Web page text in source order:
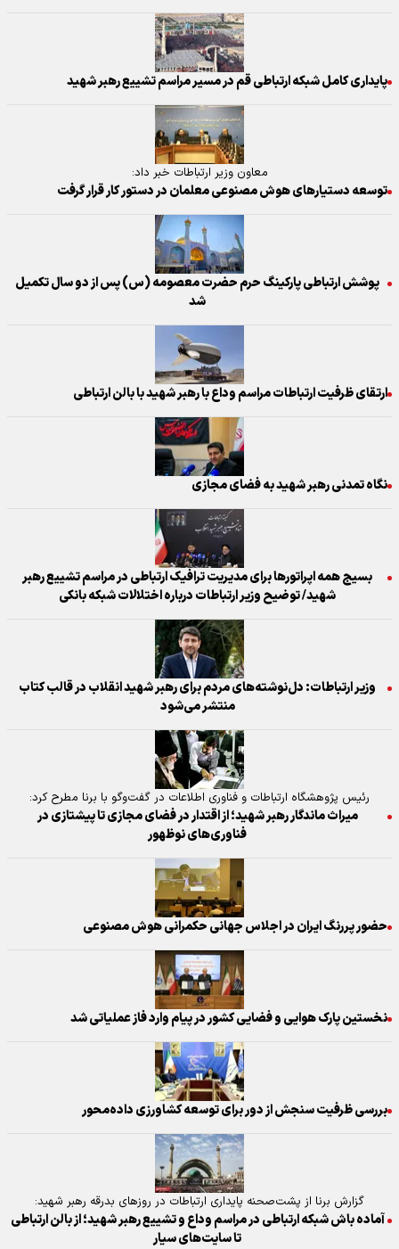
پایداری کامل شبکه ارتباطی قم در مسیر مراسم تشییع رهبر شهید
معاون وزیر ارتباطات خبر داد:
توسعه دستیار‌های هوش مصنوعی معلمان در دستور کار قرار گرفت
پوشش ارتباطی پارکینگ حرم حضرت معصومه (س) پس از دو سال تکمیل
شد
ارتقای ظرفیت ارتباطات مراسم وداع با رهبر شهید با بالن ارتباطی
نگاه تمدنی رهبر شهید به فضای مجازی
بسیج همه اپراتورها برای مدیریت ترافیک ارتباطی در مراسم تشییع رهبر
شهید/ توضیح وزیر ارتباطات درباره اختلالات شبکه بانکی
وزیر ارتباطات: دل‌نوشته‌های مردم برای رهبر شهید انقلاب در قالب کتاب
منتشر می‌شود
رئیس پژوهشگاه ارتباطات و فناوری اطلاعات در گفت‌و‌گو با برنا مطرح کرد:
میراث ماندگار رهبر شهید؛ از اقتدار در فضای مجازی تا پیشتازی در
فناوری‌های نوظهور
حضور پررنگ ایران در اجلاس جهانی حکمرانی هوش مصنوعی
نخستین پارک هوایی و فضایی کشور در پیام وارد فاز عملیاتی شد
بررسی ظرفیت سنجش از دور برای توسعه کشاورزی داده‌محور
گزارش برنا از پشت‌صحنه پایداری ارتباطات در روز‌های بدرقه رهبر شهید:
آماده باش شبکه ارتباطی در مراسم وداع و تشییع رهبر شهید؛ از بالن ارتباطی
تا سایت‌های سیار